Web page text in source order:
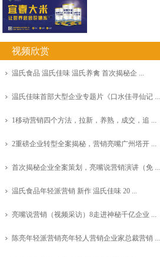
视频欣赏
温氏食品 温氏佳味 温氏养禽 首次揭秘企 ...
温氏佳味首部大型企业专题片《口水佳寻仙记 ...
1移动营销四个方法，拉新，养熟，成交，追 ...
2重磅企业转型全案揭秘，营销亮嘴广州塔开 ...
首次揭秘企业全案策划，亮嘴说营销演讲（免 ...
温氏食品年轻派营销 新作 温氏佳味 20 ...
亮嘴说营销（视频采访）8走进神秘千亿企业 ...
陈亮年轻派营销亮年轻人营销企业家总裁营销 ...